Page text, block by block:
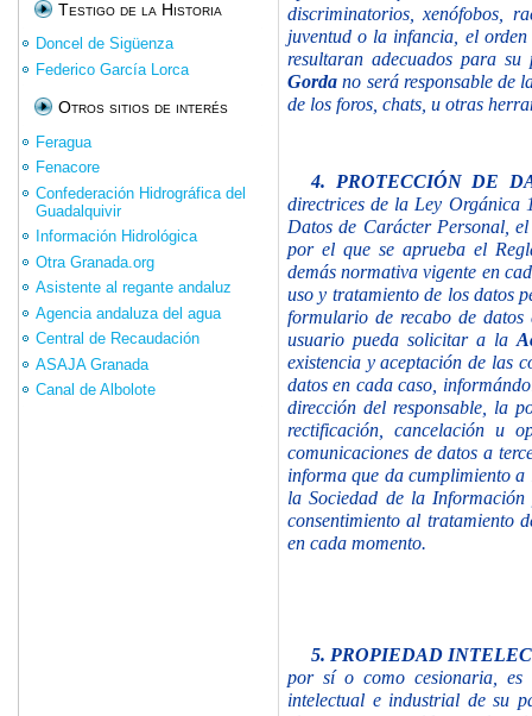
Testigo de la Historia
Doncel de Sigüenza
Federico García Lorca
Otros sitios de interés
Feragua
Fenacore
Confederación Hidrográfica del
Guadalquivir
Información Hidrológica
Otra Granada.org
Asistente al regante andaluz
Agencia andaluza del agua
Central de Recaudación
ASAJA Granada
Canal de Albolote
discriminatorios, xenófobos,
juventud o la infancia, el
resultaran adecuados para
Gordano será responsable de
de los foros, chats, u otras
4. PROTECCIÓN DE
directrices de la Ley Orgánica
Datos de Carácter Personal,
por el que se aprueba el
demás normativa vigente en
uso y tratamiento de los datos
formulario de recabo de
usuario pueda solicitar a la
existencia y aceptación de las
datos en cada caso,
dirección del responsable, la
rectificación, cancelación u
comunicaciones de datos a
informa que da cumplimiento
la Sociedad de la
consentimiento al tratamiento
en cada momento.
5. PROPIEDAD
por sí o como cesionaria, es
intelectual e industrial desu